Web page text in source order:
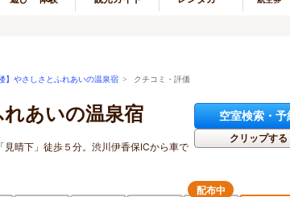
】やさしさとふれあいの温泉宿 > クチコミ・評価
れあいの温泉宿
晴下」徒歩５分。渋川伊香保ICから車で
空室検索・予
クリップする
配布中